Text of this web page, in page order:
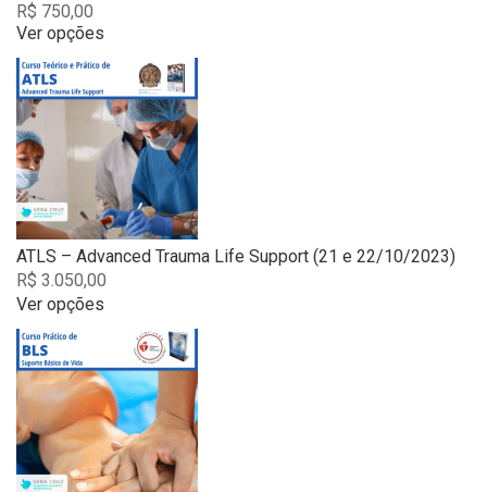
R$ 750,00
Ver opções
This
product
has
multiple
variants.
The
options
may
be
chosen
on
the
product
page
ATLS – Advanced Trauma Life Support (21 e 22/10/2023)
R$ 3.050,00
Ver opções
This
product
has
multiple
variants.
The
options
may